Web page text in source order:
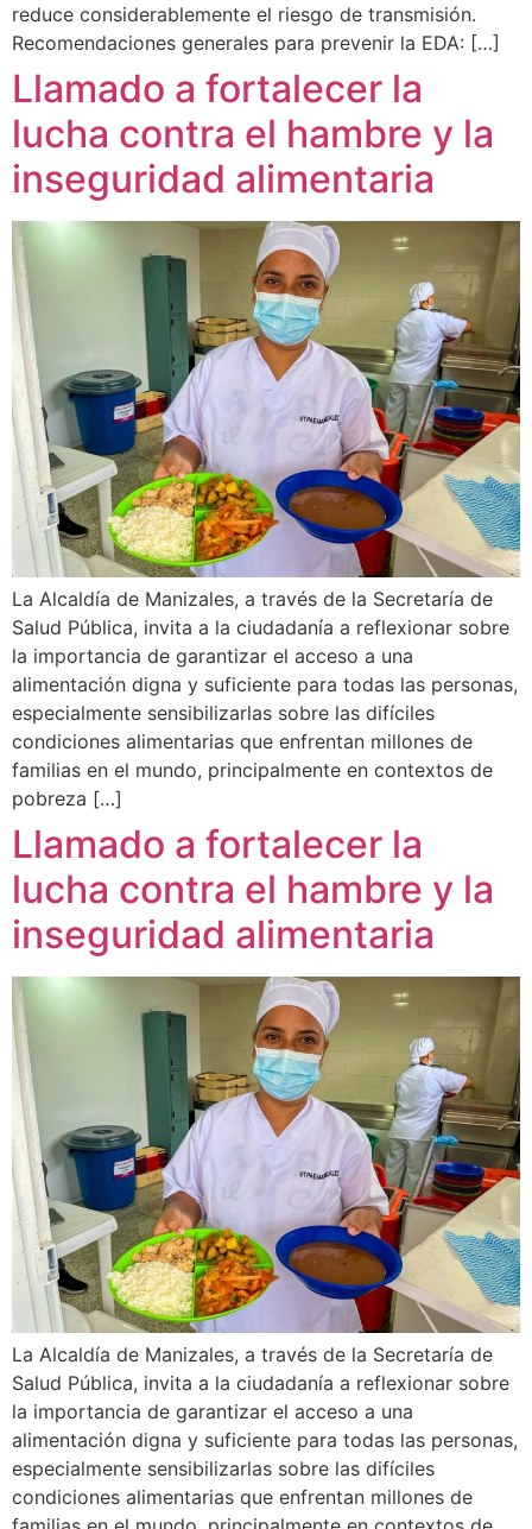
reduce considerablemente el riesgo de transmisión.
Recomendaciones generales para prevenir la EDA: […]
Llamado a fortalecer la
lucha contra el hambre y la
inseguridad alimentaria
La Alcaldía de Manizales, a través de la Secretaría de
Salud Pública, invita a la ciudadanía a reflexionar sobre
la importancia de garantizar el acceso a una
alimentación digna y suficiente para todas las personas,
especialmente sensibilizarlas sobre las difíciles
condiciones alimentarias que enfrentan millones de
familias en el mundo, principalmente en contextos de
pobreza […]
Llamado a fortalecer la
lucha contra el hambre y la
inseguridad alimentaria
La Alcaldía de Manizales, a través de la Secretaría de
Salud Pública, invita a la ciudadanía a reflexionar sobre
la importancia de garantizar el acceso a una
alimentación digna y suficiente para todas las personas,
especialmente sensibilizarlas sobre las difíciles
condiciones alimentarias que enfrentan millones de